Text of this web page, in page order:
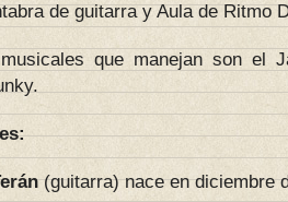
de guitarra y Aula de Ritmo
que manejan son el
(guitarra) nace en diciembre